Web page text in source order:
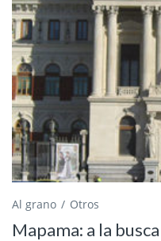
Al grano Otros
Mapama: a la